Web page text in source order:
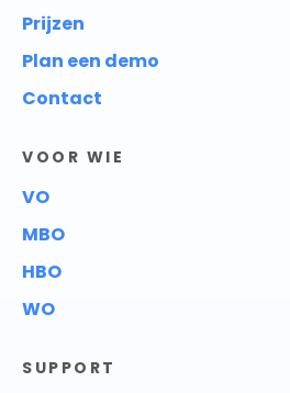
Prijzen
Plan een demo
Contact
VOOR WIE
VO
MBO
HBO
WO
SUPPORT